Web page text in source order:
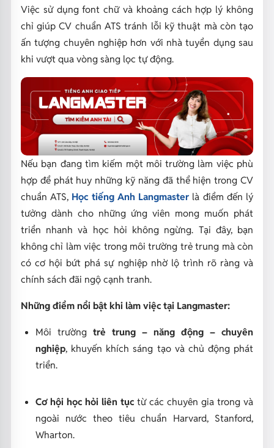
Việc sử dụng font chữ và khoảng cách hợp lý không
chỉ giúp CV chuẩn ATS tránh lỗi kỹ thuật mà còn tạo
ấn tượng chuyên nghiệp hơn với nhà tuyển dụng sau
khi vượt qua vòng sàng lọc tự động.
Nếu bạn đang tìm kiếm một môi trường làm việc phù
hợp để phát huy những kỹ năng đã thể hiện trong CV
chuẩn ATS, Học tiếng Anh Langmaster là điểm đến lý
tưởng dành cho những ứng viên mong muốn phát
triển nhanh và học hỏi không ngừng. Tại đây, bạn
không chỉ làm việc trong môi trường trẻ trung mà còn
có cơ hội bứt phá sự nghiệp nhờ lộ trình rõ ràng và
chính sách đãi ngộ cạnh tranh.
Những điểm nổi bật khi làm việc tại Langmaster:
Môi trường trẻ trung – năng động – chuyên
nghiệp, khuyến khích sáng tạo và chủ động phát
triển.
Cơ hội học hỏi liên tục từ các chuyên gia trong và
ngoài nước theo tiêu chuẩn Harvard, Stanford,
Wharton.